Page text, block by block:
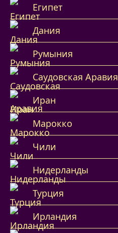
Египет
Дания
Румыния
Саудовская Аравия
Иран
Марокко
Чили
Нидерланды
Турция
Ирландия